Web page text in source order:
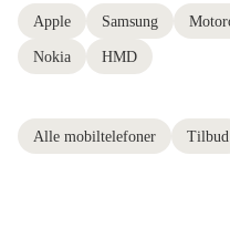
Apple Samsung
Nokia HMD
Alle mobiltelefoner Tilbud